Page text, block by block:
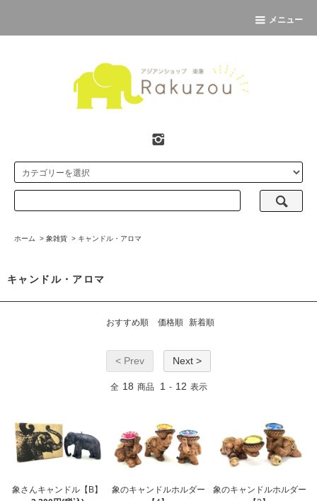
メニュー
ホーム > 象雑貨 > キャンドル・アロマ
キャンドル・アロマ
おすすめ順 価格順 新着順
< Prev Next >
全 18 商品 1 - 12 表示
象さんキャンドル【B】
象のキャンドルホルダー
象のキャンドルホルダー